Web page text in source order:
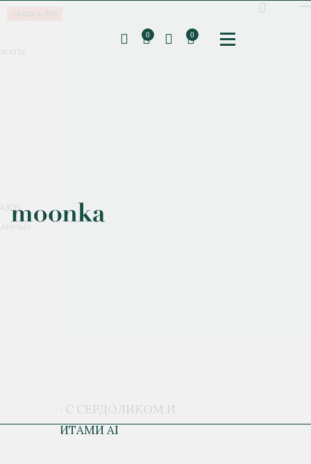
Соглашаюсь с
0 0
СКИДКА -40%
КОЛЬЦО С СЕРДОЛИКОМ И
ХРИЗОЛИТАМИ AI